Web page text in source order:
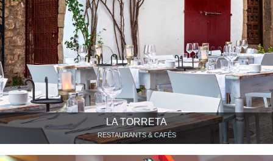
LA TORRETA
RESTAURANTS & CAFÉS